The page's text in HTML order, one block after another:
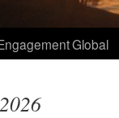
Global